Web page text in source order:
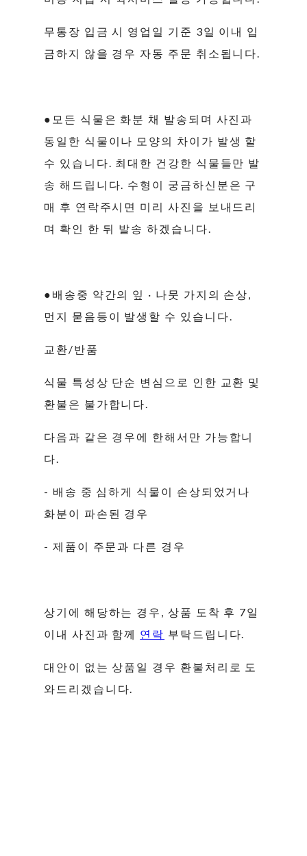
무통장 입금 시 영업일 기준 3일 이내 입
금하지 않을 경우 자동 주문 취소됩니다.
●모든 식물은 화분 채 발송되며 사진과
동일한 식물이나 모양의 차이가 발생 할
수 있습니다. 최대한 건강한 식물들만 발
송 해드립니다. 수형이 궁금하신분은 구
매 후 연락주시면 미리 사진을 보내드리
며 확인 한 뒤 발송 하겠습니다.
●배송중 약간의 잎 · 나뭇 가지의 손상,
먼지 묻음등이 발생할 수 있습니다.
교환/반품
식물 특성상 단순 변심으로 인한 교환 및
환불은 불가합니다.
다음과 같은 경우에 한해서만 가능합니
다.
- 배송 중 심하게 식물이 손상되었거나
화분이 파손된 경우
- 제품이 주문과 다른 경우
상기에 해당하는 경우, 상품 도착 후 7일
이내 사진과 함께 연락 부탁드립니다.
대안이 없는 상품일 경우 환불처리로 도
와드리겠습니다.